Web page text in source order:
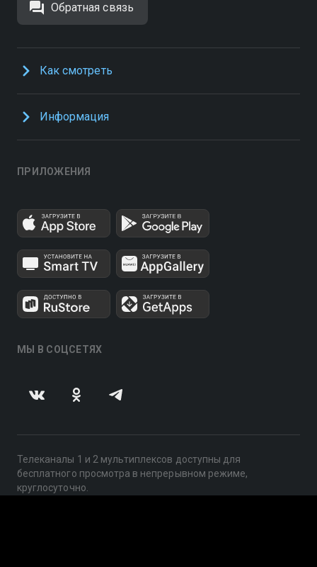
Обратная связь
Как смотреть
Информация
ПРИЛОЖЕНИЯ
МЫ В СОЦСЕТЯХ
Телеканалы 1 и 2 мультиплексов доступны для
бесплатного просмотра в непрерывном режиме,
круглосуточно.